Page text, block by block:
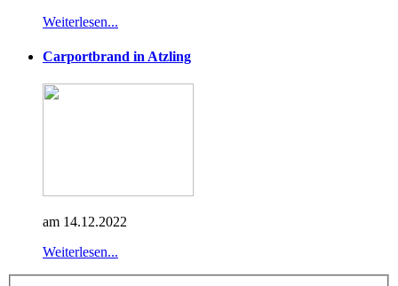
Weiterlesen...
Carportbrand in Atzling
am 14.12.2022
Weiterlesen...